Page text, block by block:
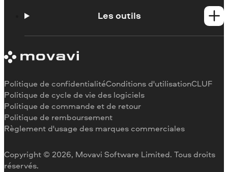
Limitations de la version d'essai
Témoignages
Au travail
Les outils
Recadrer une vidéo
Pivoter une vidéo
Redimensionner une vidéo
Inverser une vidéo
Stabiliser une vidéo
Ajuster une vidéo
Copyright © 2026, Movavi Software Limited. Tous droits
réservés.
Politique de confidentialitéConditions d'utilisationCLUF
Politique de cycle de vie des logiciels
Politique de commande et de retour
Politique de remboursement
Règlement d'usage des marques commerciales